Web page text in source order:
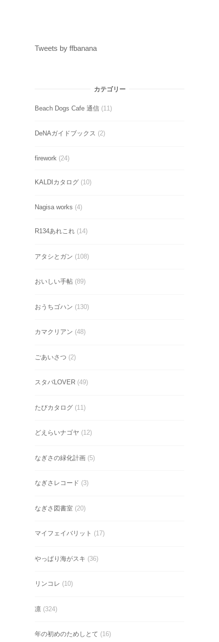
Tweets by ffbanana
カテゴリー
Beach Dogs Cafe 通信 (11)
DeNAガイドブックス (2)
firework (24)
KALDIカタログ (10)
Nagisa works (4)
R134あれこれ (14)
アタシとガン (108)
おいしい手帖 (89)
おうちゴハン (130)
カマクリアン (48)
ごあいさつ (2)
スタバLOVER (49)
たびカタログ (11)
どえらいナゴヤ (12)
なぎさの緑化計画 (5)
なぎさレコード (3)
なぎさ図書室 (20)
マイフェイバリット (17)
やっぱり海がスキ (36)
リンコレ (10)
凛 (324)
年の初めのためしとて (16)